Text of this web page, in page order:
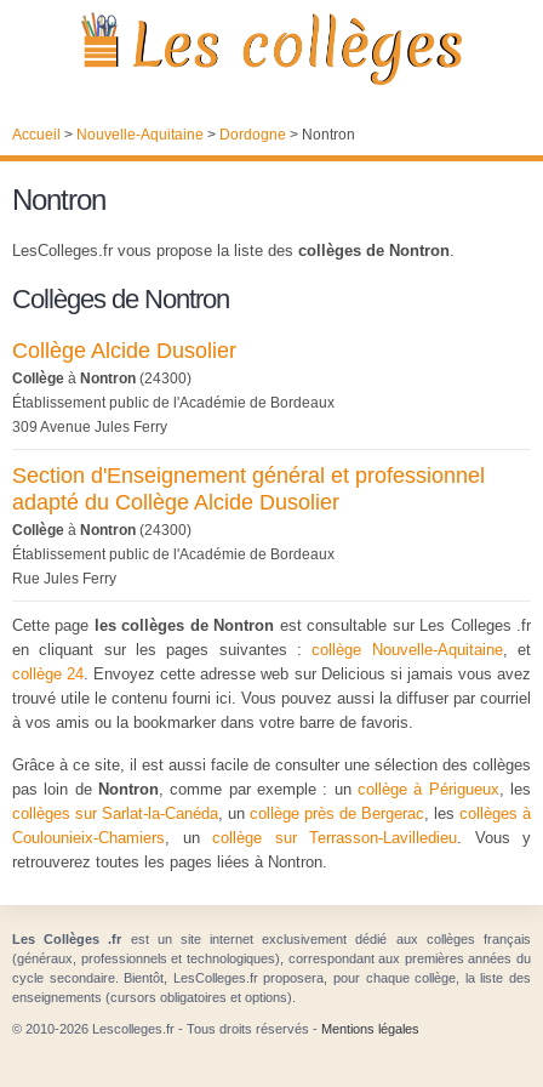
Accueil > Nouvelle-Aquitaine > Dordogne > Nontron
Nontron
LesColleges.fr vous propose la liste des collèges de Nontron.
Collèges de Nontron
Collège Alcide Dusolier
Collège à Nontron (24300)
Établissement public de l'Académie de Bordeaux
309 Avenue Jules Ferry
Section d'Enseignement général et professionnel
adapté du Collège Alcide Dusolier
Collège à Nontron (24300)
Établissement public de l'Académie de Bordeaux
Rue Jules Ferry
Cette page les collèges de Nontron est consultable sur Les Colleges .fr
en cliquant sur les pages suivantes :collège Nouvelle-Aquitaine, et
collège 24. Envoyez cette adresse web sur Delicious si jamais vous avez
trouvé utile le contenu fourni ici. Vous pouvez aussi la diffuser par courriel
à vos amis ou la bookmarker dans votre barre de favoris.
Grâce à ce site, il est aussi facile de consulter une sélection des collèges
pas loin de Nontron, comme par exemple : un collège à Périgueux, les
collèges sur Sarlat-la-Canéda, un collège près de Bergerac, les collèges à
Coulounieix-Chamiers, un collège sur Terrasson-Lavilledieu. Vous y
retrouverez toutes les pages liées à Nontron.
Les Collèges .fr est un site internet exclusivement dédié aux collèges français
(généraux, professionnels et technologiques), correspondant aux premières années du
cycle secondaire. Bientôt, LesColleges.fr proposera, pour chaque collège, la liste des
enseignements (cursors obligatoires et options).
© 2010-2026 Lescolleges.fr - Tous droits réservés - Mentions légales